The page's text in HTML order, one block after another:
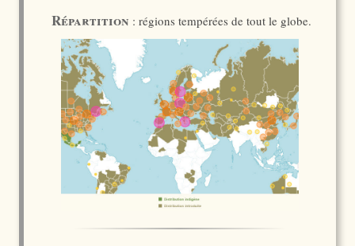
Répartition : régions tempérées de tout le globe.